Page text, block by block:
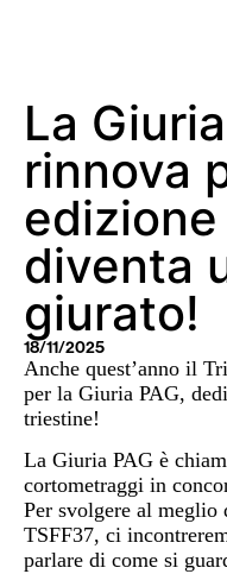
La
rinnova
edizione
diventa
giurato!
18/11/2025
Anche quest’anno il
per la Giuria PAG,
triestine!
La Giuria PAG è
cortometraggi in
Per svolgere al meglio
TSFF37, ci
parlare di come si